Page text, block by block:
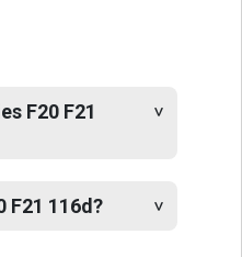
F20 F21
F21 116d?